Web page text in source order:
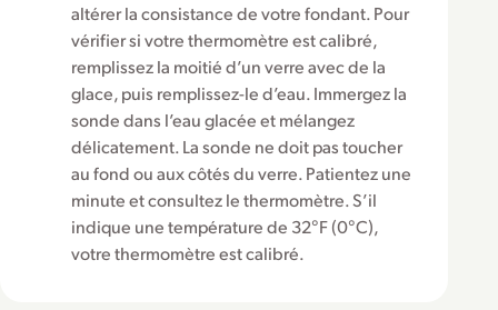
altérer la consistance de votre fondant. Pour
vérifier si votre thermomètre est calibré,
remplissez la moitié d’un verre avec de la
glace, puis remplissez-le d’eau. Immergez la
sonde dans l’eau glacée et mélangez
délicatement. La sonde ne doit pas toucher
au fond ou aux côtés du verre. Patientez une
minute et consultez le thermomètre. S’il
indique une température de 32°F (0°C),
votre thermomètre est calibré.